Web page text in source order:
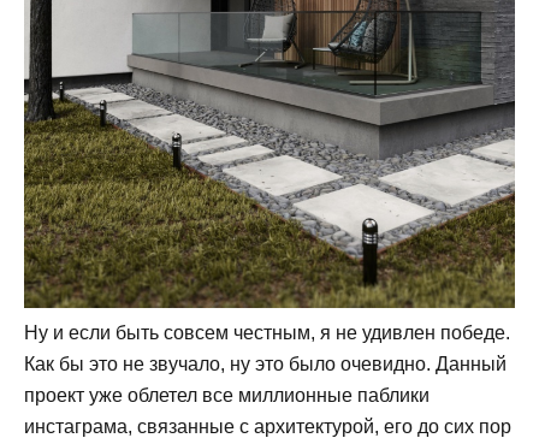
Ну и если быть совсем честным, я не удивлен победе.
Как бы это не звучало, ну это было очевидно. Данный
проект уже облетел все миллионные паблики
инстаграма, связанные с архитектурой, его до сих пор